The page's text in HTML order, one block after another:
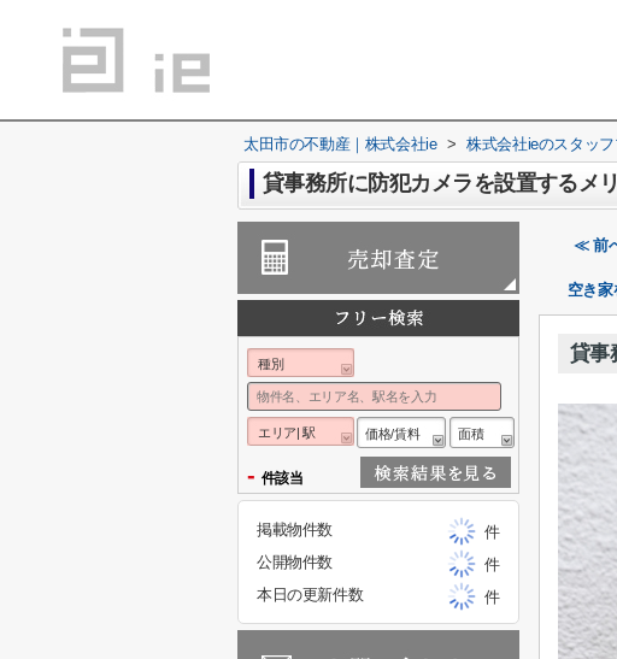
太田市の不動産｜株式会社ie > 株式会社ieのスタッ
貸事務所に防犯カメラを設置するメ
≪ 前
空き
貸事
種別
エリア| 駅 価格/賃料 面積
- 件該当
掲載物件数
件
公開物件数
件
本日の更新件数
件